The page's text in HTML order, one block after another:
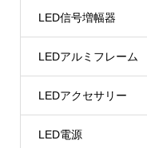
LED信号増幅器
LEDアルミフレーム
LEDアクセサリー
LED電源